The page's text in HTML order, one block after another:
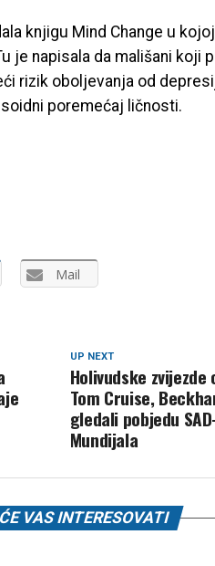
knjigu Mind Change u
je napisala da mališani koji
rizik oboljevanja od
poremećaj ličnosti.
Mail
UP NEXT
Holivudske
Tom Cruise,
gledali pobjedu
Mundijala
VAS INTERESOVATI